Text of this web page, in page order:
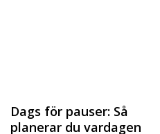
Dags för pauser: Så
planerar du vardagen